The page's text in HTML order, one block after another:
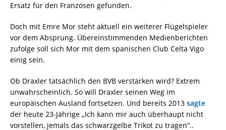
Ersatz für den Franzosen gefunden.
Doch mit Emre Mor steht aktuell ein weiterer Flügelspieler
vor dem Absprung. Übereinstimmenden Medienberichten
zufolge soll sich Mor mit dem spanischen Club Celta Vigo
einig sein.
Ob Draxler tatsächlich den BVB verstärken wird? Extrem
unwahrscheinlich. So will Draxler seinen Weg im
europäischen Ausland fortsetzen. Und bereits 2013 sagte
der heute 23-Jährige „Ich kann mir auch überhaupt nicht
vorstellen, jemals das schwarzgelbe Trikot zu tragen“..